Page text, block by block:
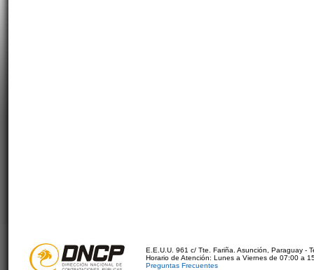
E.E.U.U. 961 c/ Tte. Fariña. Asunción, Paraguay -
Horario de Atención: Lunes a Viernes de 07:00 a
Preguntas Frecuentes